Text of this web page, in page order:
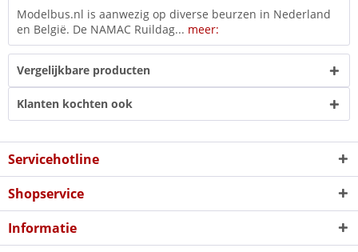
Modelbus.nl is aanwezig op diverse beurzen in Nederland
en België. De NAMAC Ruildag... meer:
Vergelijkbare producten
Klanten kochten ook
Servicehotline
Shopservice
Informatie